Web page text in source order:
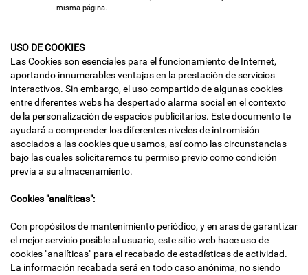
misma página.
USO DE COOKIES
Las Cookies son esenciales para el funcionamiento de Internet,
aportando innumerables ventajas en la prestación de servicios
interactivos. Sin embargo, el uso compartido de algunas cookies
entre diferentes webs ha despertado alarma social en el contexto
de la personalización de espacios publicitarios. Este documento te
ayudará a comprender los diferentes niveles de intromisión
asociados a las cookies que usamos, así como las circunstancias
bajo las cuales solicitaremos tu permiso previo como condición
previa a su almacenamiento.
Cookies "analíticas":
Con propósitos de mantenimiento periódico, y en aras de garantizar
el mejor servicio posible al usuario, este sitio web hace uso de
cookies "analíticas" para el recabado de estadísticas de actividad.
La información recabada será en todo caso anónima, no siendo